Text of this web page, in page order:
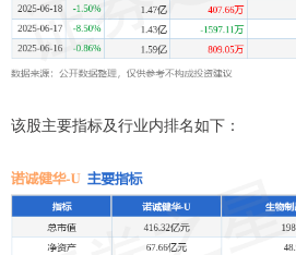
该股主要指标及行业内排名如下：